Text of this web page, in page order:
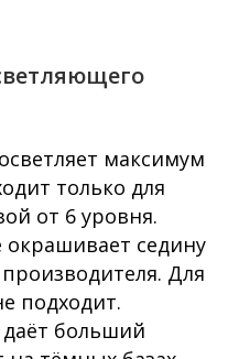
максимум
только для
от 6 уровня.
окрашивает седину
Для
подходит.
больший